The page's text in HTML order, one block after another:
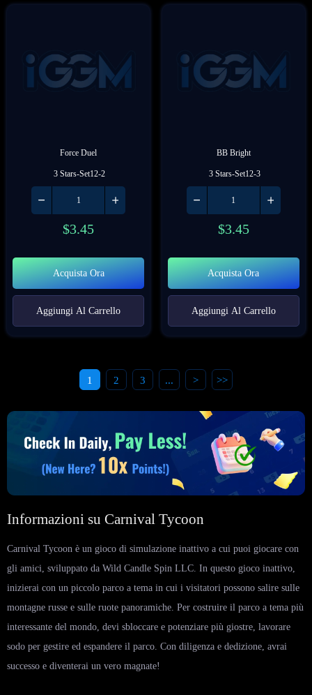
Force Duel
3 Stars-Set12-2
$3.45
Acquista Ora
Aggiungi Al Carrello
BB Bright
3 Stars-Set12-3
$3.45
Acquista Ora
Aggiungi Al Carrello
1 2 3 ... > >>
Informazioni su Carnival Tycoon
Carnival Tycoon è un gioco di simulazione inattivo a cui puoi giocare con
gli amici, sviluppato da Wild Candle Spin LLC. In questo gioco inattivo,
inizierai con un piccolo parco a tema in cui i visitatori possono salire sulle
montagne russe e sulle ruote panoramiche. Per costruire il parco a tema più
interessante del mondo, devi sbloccare e potenziare più giostre, lavorare
sodo per gestire ed espandere il parco. Con diligenza e dedizione, avrai
successo e diventerai un vero magnate!